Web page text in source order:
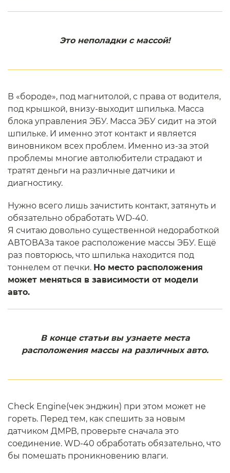
Это неполадки с массой!
В «бороде», под магнитолой, с права от водителя,
под крышкой, внизу-выходит шпилька. Масса
блока управления ЭБУ. Масса ЭБУ сидит на этой
шпильке. И именно этот контакт и является
виновником всех проблем. Именно из-за этой
проблемы многие автолюбители страдают и
тратят деньги на различные датчики и
диагностику.
Нужно всего лишь зачистить контакт, затянуть и
обязательно обработать WD-40.
Я считаю довольно существенной недоработкой
АВТОВАЗа такое расположение массы ЭБУ. Ещё
раз повторюсь, что шпилька находится под
тоннелем от печки. Но место расположения
может меняться в зависимости от модели
авто.
В конце статьи вы узнаете места
расположения массы на различных авто.
Check Engine(чек энджин) при этом может не
гореть. Перед тем, как спешить за новым
датчиком ДМРВ, проверьте сначала это
соединение. WD-40 обработать обязательно, что
бы помешать проникновению влаги.